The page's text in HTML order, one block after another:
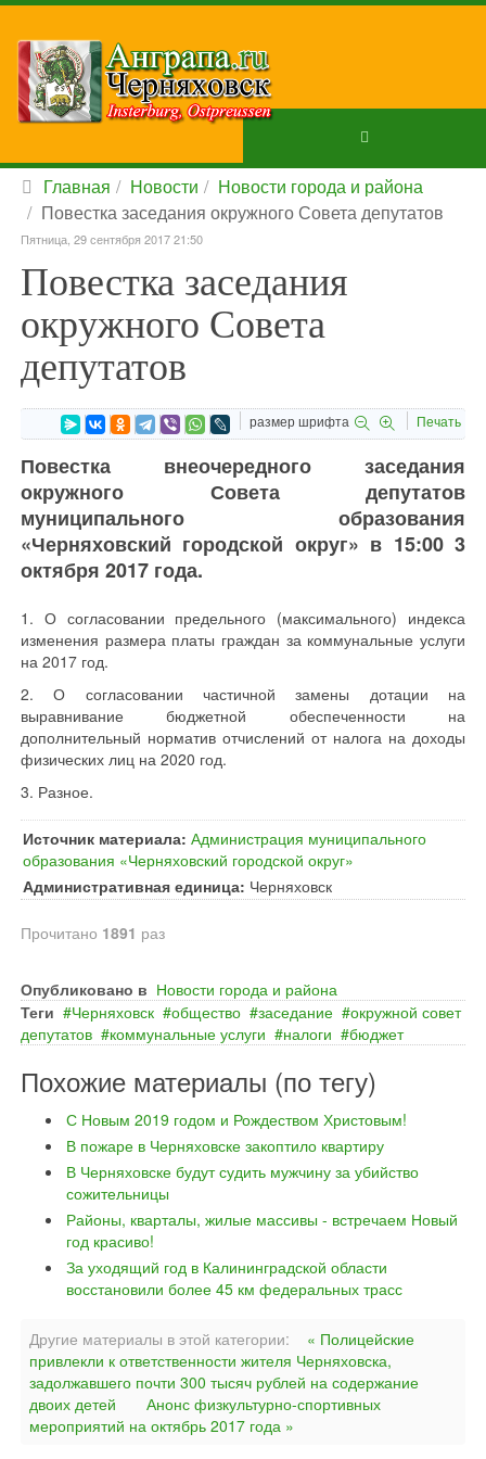
Главная Новости
Новости города и района
Повестка заседания окружного Совета депутатов
Пятница, 29 сентября 2017 21:50
Повестка заседания
окружного Совета
депутатов
размер шрифта Печать
Повестка внеочередного заседания
окружного Совета депутатов
муниципального образования
«Черняховский городской округ» в 15:00 3
октября 2017 года.
1. О согласовании предельного (максимального) индекса
изменения размера платы граждан за коммунальные услуги
на 2017 год.
2. О согласовании частичной замены дотации на
выравнивание бюджетной обеспеченности на
дополнительный норматив отчислений от налога на доходы
физических лиц на 2020 год.
3. Разное.
Источник материала: Администрация муниципального
образования «Черняховский городской округ»
Административная единица: Черняховск
Прочитано 1891 раз
Опубликовано в Новости города и района
Теги
Черняховск общество заседание
окружной совет
депутатов
коммунальные услуги налоги бюджет
Похожие материалы (по тегу)
С Новым 2019 годом и Рождеством Христовым!
В пожаре в Черняховске закоптило квартиру
В Черняховске будут судить мужчину за убийство
сожительницы
Районы, кварталы, жилые массивы - встречаем Новый
год красиво!
За уходящий год в Калининградской области
восстановили более 45 км федеральных трасс
Другие материалы в этой категории:
« Полицейские
привлекли к ответственности жителя Черняховска,
задолжавшего почти 300 тысяч рублей на содержание
двоих детей
Анонс физкультурно-спортивных
мероприятий на октябрь 2017 года »